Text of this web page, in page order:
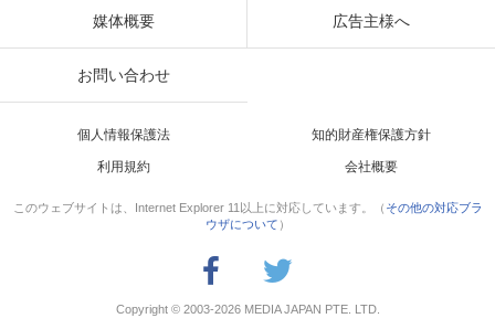
媒体概要 広告主様へ
お問い合わせ
個人情報保護法 知的財産権保護方針
利用規約 会社概要
このウェブサイトは、Internet Explorer 11以上に対応しています。（ その他の対応ブラ
ウザについて ）
Copyright © 2003-2026 MEDIA JAPAN PTE. LTD.